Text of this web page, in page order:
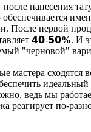
нанесения
После первой
𝟰𝟬-𝟱𝟬%. И
"черновой"
мастера сходятся
идеальный
ведь мы
реагирует по-